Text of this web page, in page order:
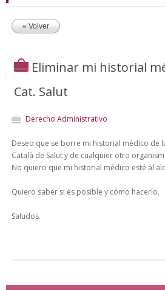
« Volver
Eliminar mi historial
Cat. Salut
Derecho Administrativo
Deseo que se borre mi historial médico de
Català de Salut y de cualquier otro
No quiero que mi historial médico esté al
Quiero saber si es posible y cómo hacerlo.
Saludos.